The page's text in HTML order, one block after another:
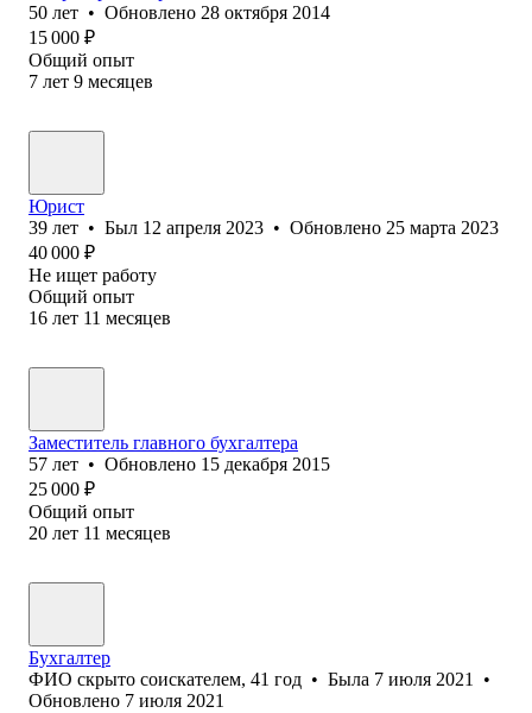
50 лет • Обновлено 28 октября 2014
15 000 ₽
Общий опыт
7 лет 9 месяцев
Юрист
39 лет • Был 12 апреля 2023 • Обновлено 25 марта 2023
40 000 ₽
Не ищет работу
Общий опыт
16 лет 11 месяцев
Заместитель главного бухгалтера
57 лет • Обновлено 15 декабря 2015
25 000 ₽
Общий опыт
20 лет 11 месяцев
Бухгалтер
ФИО скрыто соискателем, 41 год • Была 7 июля 2021
•
Обновлено 7 июля 2021